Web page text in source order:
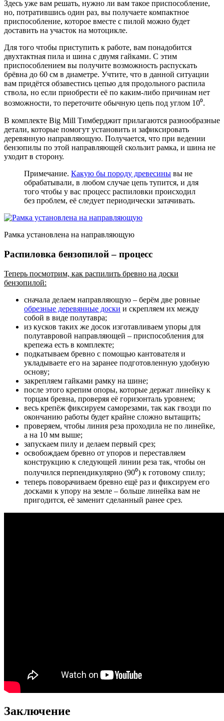
Здесь уже вам решать, нужно ли вам такое приспособление,
но, потратившись один раз, вы получаете компактное
приспособление, которое вместе с пилой можно будет
доставить на участок на мотоцикле.
Для того чтобы приступить к работе, вам понадобится
двухтактная пила и шина с двумя гайками. С этим
приспособлением вы получите возможность распускать
брёвна до 60 см в диаметре. Учтите, что в данной ситуации
вам придётся обзавестись цепью для продольного распила
ствола, но если приобрести её по каким-либо причинам нет
возможности, то переточите обычную цепь под углом 10⁰.
В комплекте Big Mill Тимберджит прилагаются разнообразные
детали, которые помогут установить и зафиксировать
деревянную направляющую. Получается, что при ведении
бензопилы по этой направляющей скользит рамка, и шина не
уходит в сторону.
Примечание. Какую бы породу древесины вы не
обрабатывали, в любом случае цепь тупится, и для
того чтобы у вас процесс распиловки происходил
без проблем, её следует периодически затачивать.
Рамка установлена на направляющую
Распиловка бензопилой – процесс
Теперь посмотрим, как распилить бревно на доски
бензопилой:
сначала делаем направляющую – берём две ровные
обрезные деревянные доски и скрепляем их между
собой в виде полутавра;
из кусков таких же досок изготавливаем упоры для
полутавровой направляющей – приспособления для
крепежа есть в комплекте;
подкатываем бревно с помощью кантователя и
укладываете его на заранее подготовленную удобную
основу;
закрепляем гайками рамку на шине;
после этого крепим опоры, которые держат линейку к
торцам бревна, проверяя её горизонталь уровнем;
весь крепёж фиксируем саморезами, так как гвозди по
окончанию работы будет крайне сложно вытащить;
проверяем, чтобы линия реза проходила не по линейке,
а на 10 мм выше;
запускаем пилу и делаем первый срез;
освобождаем бревно от упоров и переставляем
конструкцию к следующей линии реза так, чтобы он
получился перпендикулярно (90⁰) к готовому спилу;
теперь поворачиваем бревно ещё раз и фиксируем его
досками к упору на земле – больше линейка вам не
пригодится, её заменит сделанный ранее срез.
Заключение